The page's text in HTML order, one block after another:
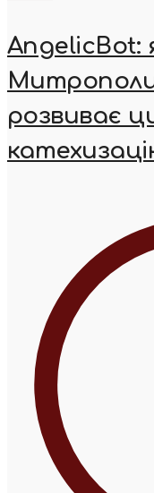
AngelicBot:
розвиває